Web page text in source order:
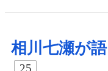
相川七瀬が
25